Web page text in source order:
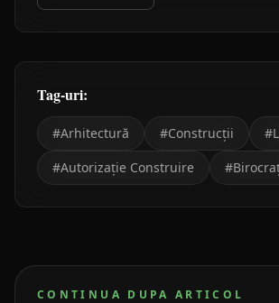
Tag-uri:
#Arhitectură #Construcții #
#Autorizație Construire #
CONTINUA DUPA ARTICOL